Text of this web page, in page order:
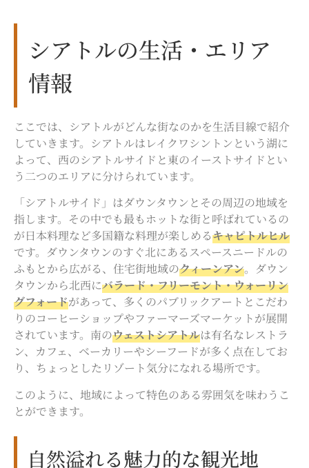
シアトルの生活・エリア
情報
ここでは、シアトルがどんな街なのかを生活目線で紹介
していきます。シアトルはレイクワシントンという湖に
よって、西のシアトルサイドと東のイーストサイドとい
う二つのエリアに分けられています。
「シアトルサイド」はダウンタウンとその周辺の地域を
指します。その中でも最もホットな街と呼ばれているの
が日本料理など多国籍な料理が楽しめるキャピトルヒル
です。ダウンタウンのすぐ北にあるスペースニードルの
ふもとから広がる、住宅街地域のクィーンアン。ダウン
タウンから北西にバラード・フリーモント・ウォーリン
グフォードがあって、多くのパブリックアートとこだわ
りのコーヒーショップやファーマーズマーケットが展開
されています。南のウェストシアトルは有名なレストラ
ン、カフェ、ベーカリーやシーフードが多く点在してお
り、ちょっとしたリゾート気分になれる場所です。
このように、地域によって特色のある雰囲気を味わうこ
とができます。
自然溢れる魅力的な観光地